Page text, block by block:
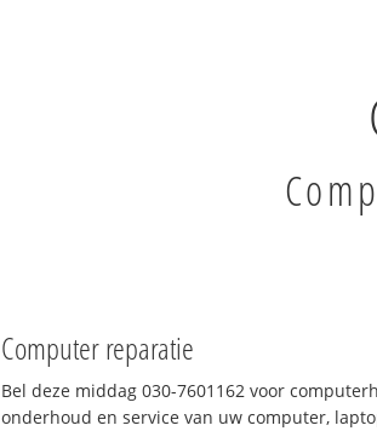
Computer reparatie
Bel deze middag 030-7601162 voor
onderhoud en service van uw computer,